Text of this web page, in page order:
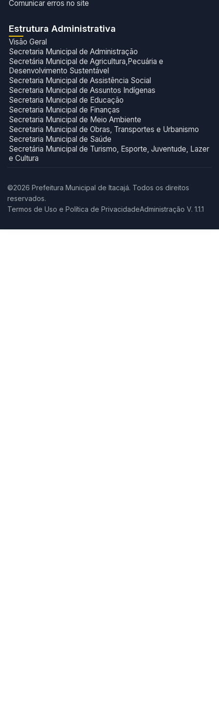
Comunicar erros no site
Estrutura Administrativa
Visão Geral
Secretaria Municipal de Administração
Secretária Municipal de Agricultura,Pecuária e
Desenvolvimento Sustentável
Secretaria Municipal de Assistência Social
Secretaria Municipal de Assuntos Indígenas
Secretaria Municipal de Educação
Secretaria Municipal de Finanças
Secretaria Municipal de Meio Ambiente
Secretaria Municipal de Obras, Transportes e Urbanismo
Secretaria Municipal de Saúde
Secretária Municipal de Turismo, Esporte, Juventude, Lazer
e Cultura
©2026 Prefeitura Municipal de Itacajá. Todos os direitos
reservados.
Termos de Uso e Política de PrivacidadeAdministração V. 1.1.1